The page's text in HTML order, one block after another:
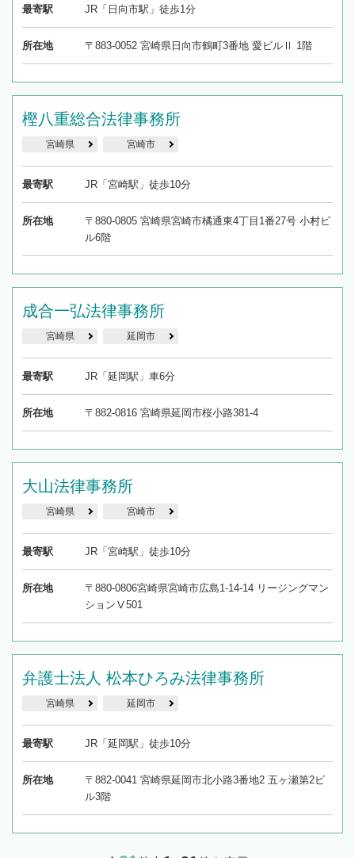
最寄駅 JR「日向市駅」徒歩1分
所在地 〒883-0052 宮崎県日向市鶴町3番地 愛ビルⅡ 1階
樫八重総合法律事務所
宮崎県 宮崎市
最寄駅 JR「宮崎駅」徒歩10分
所在地
〒880-0805 宮崎県宮崎市橘通東4丁目1番27号 小村ビ
ル6階
成合一弘法律事務所
宮崎県 延岡市
最寄駅 JR「延岡駅」車6分
所在地 〒882-0816 宮崎県延岡市桜小路381-4
大山法律事務所
宮崎県 宮崎市
最寄駅 JR「宮崎駅」徒歩10分
所在地
〒880-0806宮崎県宮崎市広島1-14-14 リージングマン
ションⅤ501
弁護士法人 松本ひろみ法律事務所
宮崎県 延岡市
最寄駅 JR「延岡駅」徒歩10分
所在地
〒882-0041 宮崎県延岡市北小路3番地2 五ヶ瀬第2ビ
ル3階